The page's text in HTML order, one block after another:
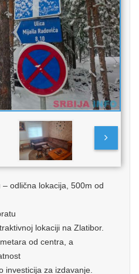
odlična lokacija, 500m od
lokaciji na Zlatibor.
od centra, a
investicija za izdavanje.